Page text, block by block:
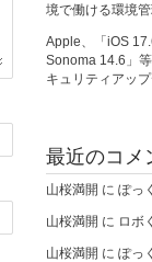
境で働ける環境
Apple、「iOS
Sonoma 14.6」
キュリティアップ
最近のコメ
山桜満開 に ぽっ
山桜満開 に ロボ
山桜満開 に ぽっ